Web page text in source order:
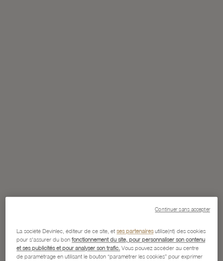
La société Devinlec, éditeur de ce site, etses partenairesutilise(nt) des cookies
pour s'assurer du bonfonctionnement du site, pour personnaliser son contenu
et ses publicités et pour analyser son trafic. Vous pouvez accéder au centre
de paramétrage en utilisant le bouton “paramétrer les cookies” pour exprimer
Continuer sans accepter